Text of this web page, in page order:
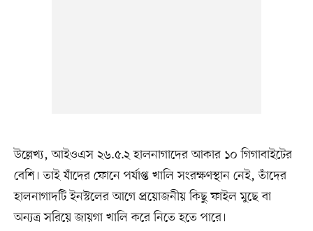
উল্লেখ্য, আইওএস ২৬.৫.২ হালনাগাদের আকার ১০ গিগাবাইটের
বেশি। তাই যাঁদের ফোনে পর্যাপ্ত খালি সংরক্ষণস্থান নেই, তাঁদের
হালনাগাদটি ইনস্টলের আগে প্রয়োজনীয় কিছু ফাইল মুছে বা
অন্যত্র সরিয়ে জায়গা খালি করে নিতে হতে পারে।